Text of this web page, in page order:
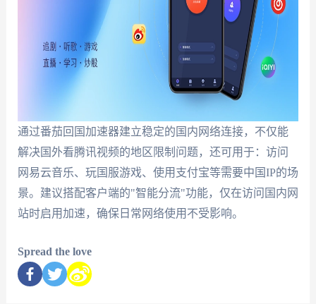
通过番茄回国加速器建立稳定的国内网络连接，不仅能
解决国外看腾讯视频的地区限制问题，还可用于：访问
网易云音乐、玩国服游戏、使用支付宝等需要中国IP的场
景。建议搭配客户端的"智能分流"功能，仅在访问国内网
站时启用加速，确保日常网络使用不受影响。
Spread the love